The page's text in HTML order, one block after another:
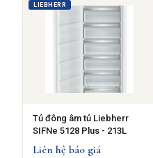
LIEBHERR
Tủ đông âm tủ Liebherr
SIFNe 5128 Plus - 213L
Liên hệ báo giá